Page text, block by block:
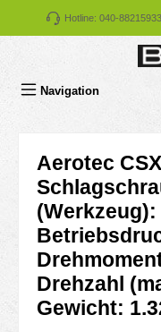
Zum Hauptinhalt springen
Hotline: 040-
Navigation
Aerotec
(Werkzeug):
Drehzahl
Gewicht: